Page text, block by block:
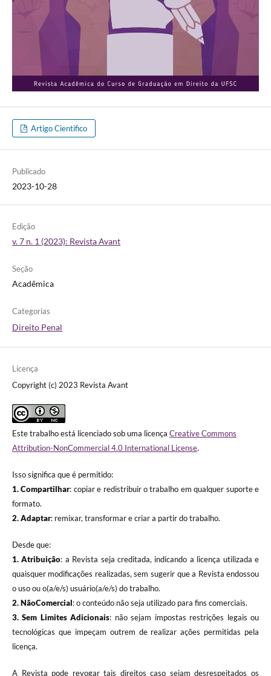
Artigo Científico
Publicado
2023-10-28
Edição
v. 7 n. 1 (2023): Revista Avant
Seção
Acadêmica
Categorias
Direito Penal
Licença
Copyright (c) 2023 Revista Avant
Este trabalho está licenciado sob uma licença Creative Commons
Attribution-NonCommercial 4.0 International License.
Isso significa que é permitido:
1. Compartilhar: copiar e redistribuir o trabalho em qualquer suporte e
formato.
2. Adaptar: remixar, transformar e criar a partir do trabalho.
Desde que:
1. Atribuição: a Revista seja creditada, indicando a licença utilizada e
quaisquer modificações realizadas, sem sugerir que a Revista endossou
o uso ou o(a/e/s) usuário(a/e/s) do trabalho.
2. NãoComercial: o conteúdo não seja utilizado para fins comerciais.
3.Sem Limites Adicionais: não sejam impostas restrições legais ou
tecnológicas que impeçam outrem de realizar ações permitidas pela
licença.
A Revista pode revogar tais direitos caso sejam desrespeitados os